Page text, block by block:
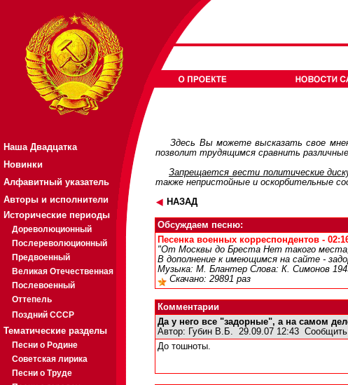
Наша Двадцатка
Новинки
Алфавитный указатель
Авторы и исполнители
Исторические периоды
Дореволюционный
Послереволюционный
Предвоенный
Великая Отечественная
Послевоенный
Оттепель
Поздний СССР
Тематические разделы
Песни о Родине
Советская лирика
Песни о Труде
Здесь Вы можете высказать свое
позволит трудящимся сравнить
Запрещается вести политические
также непристойные и оскорбительные
НАЗАД
Обсуждаем песню:
Песенка военных корреспондентов -
"От Москвы до Бреста Нет такого
В дополнение к имеющимся на сайте -
Музыка: М. Блантер Слова: К. Симонов
Скачано: 29891 раз
Комментарии
Да у него все "задорные", а на самом
Автор:
Губин В.Б. 29.09.07 12:43
До тошноты.